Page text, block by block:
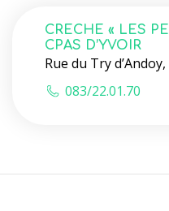
CRECHE « LES
CPAS D’YVOIR
Rue du Try
083/22.01.70